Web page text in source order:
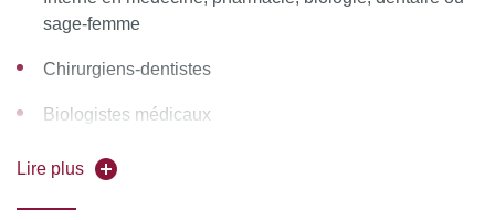
seront proposés pour permettre :
d'échanger des fichiers, des données
de partager des ressources, des informations
de communiquer simplement en dehors de la salle de
cours et des temps dédiés à la formation.
sage-femme
Chirurgiens-dentistes
Biologistes médicaux
Pharmaciens
Sage-femme
Lire plus